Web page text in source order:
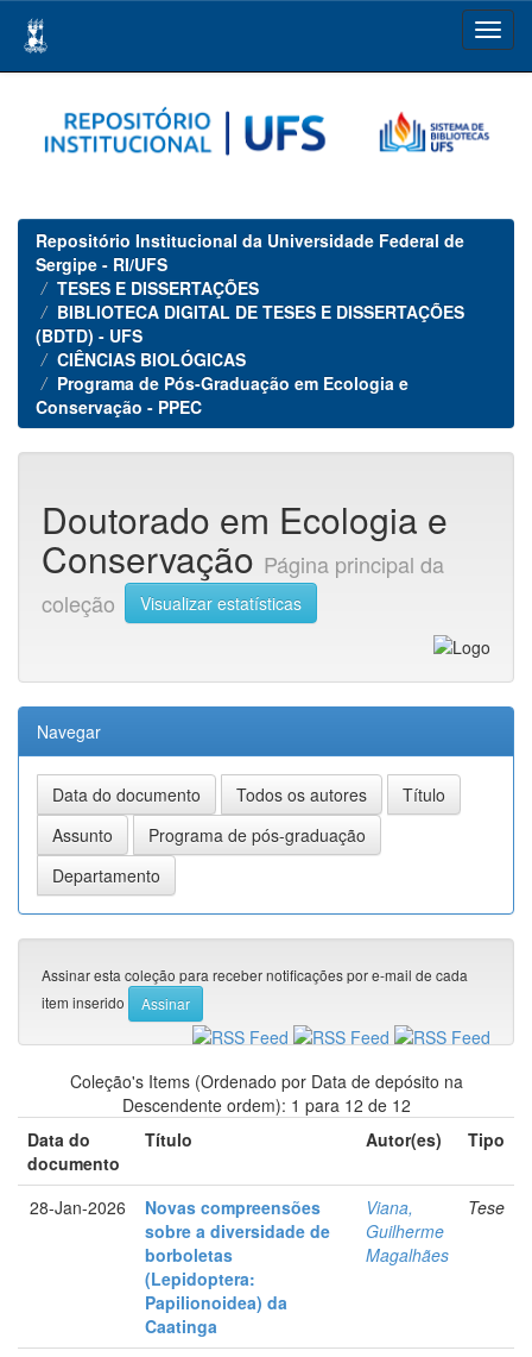
navigation
Repositório Institucional da Universidade Federal de
Sergipe - RI/UFS
TESES E DISSERTAÇÕES
BIBLIOTECA DIGITAL DE TESES E DISSERTAÇÕES
(BDTD) - UFS
CIÊNCIAS BIOLÓGICAS
Programa de Pós-Graduação em Ecologia e
Conservação - PPEC
Doutorado em Ecologia e
Conservação Página principal da
coleção
Visualizar estatísticas
Navegar
Assinar esta coleção para receber notificações por e-mail de cada
item inserido
Coleção's Items (Ordenado por Data de depósito na
Descendente ordem): 1 para 12 de 12
Data do
documento
Título Autor(es) Tipo
28-Jan-2026
Novas compreensões
sobre a diversidade de
borboletas
(Lepidoptera:
Papilionoidea) da
Caatinga
Viana,
Guilherme
Magalhães
Tese